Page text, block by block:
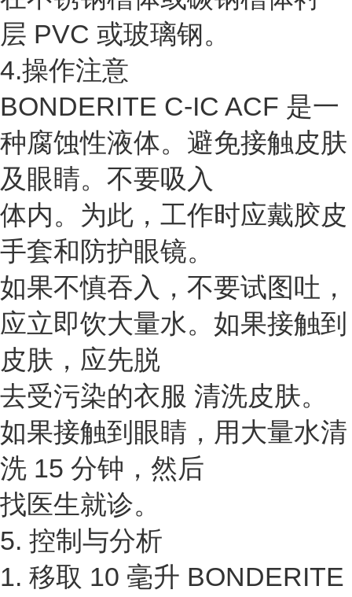
层 PVC 或玻璃钢。
4.操作注意
BONDERITE C-IC ACF 是一
种腐蚀性液体。避免接触皮肤
及眼睛。不要吸入
体内。为此，工作时应戴胶皮
手套和防护眼镜。
如果不慎吞入，不要试图吐，
应立即饮大量水。如果接触到
皮肤，应先脱
去受污染的衣服 清洗皮肤。
如果接触到眼睛，用大量水清
洗 15 分钟，然后
找医生就诊。
5. 控制与分析
1. 移取 10 毫升 BONDERITE